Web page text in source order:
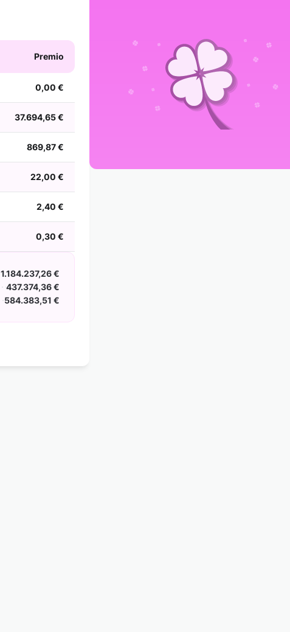
Premio
0,00 €
37.694,65 €
869,87 €
22,00 €
2,40 €
0,30 €
1.184.237,26 €
437.374,36 €
584.383,51 €
2023 2022
2021
2018 2017 2016
2013 2012 2011 2010
2009
2006 2005 2004 2003
2001 2000 1999 1998 1997
1994 1993 1992